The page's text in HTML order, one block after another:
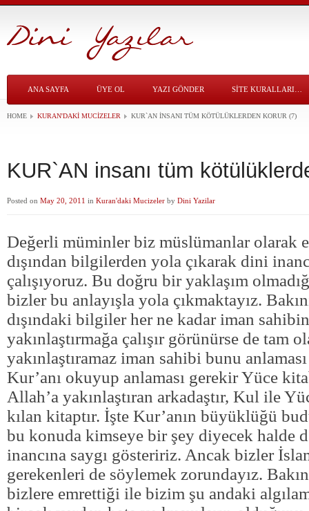
ANA SAYFA ÜYE OL YAZI GÖNDER SITE KURALLARI…
HOME KURAN'DAKI MUCIZELER KUR`AN INSANI TÜM KÖTÜLÜKLERDEN KORUR (7)
KUR`AN insanı tüm
Posted on May 20, 2011 in Kuran'daki Mucizeler by Dini Yazilar
Değerli müminler biz müslümanlar olarak
dışından bilgilerden yola çıkarak dini
çalışıyoruz. Bu doğru bir yaklaşım
bizler bu anlayışla yola çıkmaktayız.
dışındaki bilgiler her ne kadar iman
yakınlaştırmağa çalışır görünürse de tam
yakınlaştıramaz iman sahibi bunu
Kur’anı okuyup anlaması gerekir Yüce
Allah’a yakınlaştıran arkadaştır, Kul ile
kılan kitaptır. İşte Kur’anın büyüklüğü
bu konuda kimseye bir şey diyecek halde
inancına saygı gösteririz. Ancak bizler
gerekenleri de söylemek zorundayız.
bizlere emrettiği ile bizim şu andaki